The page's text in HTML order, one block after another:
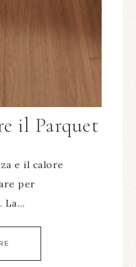
il Parquet
e il calore
per
La…